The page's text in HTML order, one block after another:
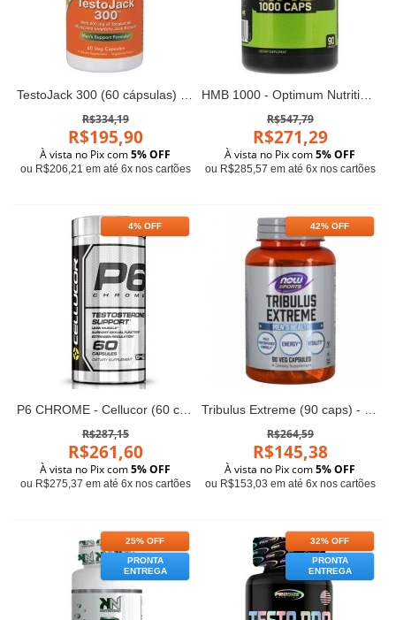
TestoJack 300 (60 cápsulas) - Now Foods
R$334,19
R$195,90
À vista no Pix com5% OFF
ou R$206,21 em até 6x nos cartões
HMB 1000 - Optimum Nutrition (90 cápsulas)
R$547,79
R$271,29
À vista no Pix com5% OFF
ou R$285,57 em até 6x nos cartões
4% OFF
P6 CHROME - Cellucor (60 cápsulas)
R$287,15
R$261,60
À vista no Pix com5% OFF
ou R$275,37 em até 6x nos cartões
42% OFF
Tribulus Extreme (90 caps) - Now Foods
R$264,59
R$145,38
À vista no Pix com5% OFF
ou R$153,03 em até 6x nos cartões
25% OFF
PRONTA
ENTREGA
32% OFF
PRONTA
ENTREGA